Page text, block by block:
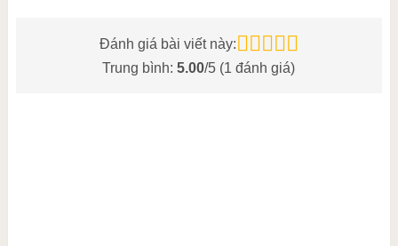
Đánh giá bài viết này:
Trung bình:5.00/5 (1 đánh giá)